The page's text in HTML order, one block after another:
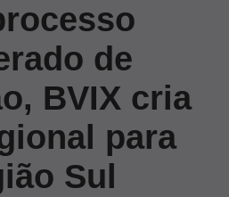
de
BVIX cria
para
Sul